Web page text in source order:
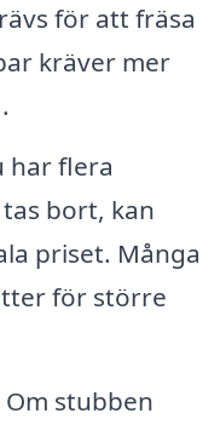
för att fräsa
kräver mer
har flera
bort, kan
priset. Många
för större
Om stubben